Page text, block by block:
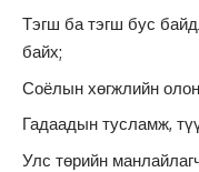
Тэгш ба тэгш бус
байх;
Соёлын хөгжлийн
Гадаадын тусламж,
Улс төрийн